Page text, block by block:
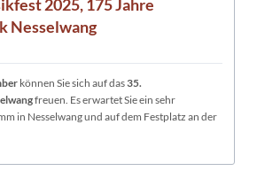
2025, 175 Jahre
Nesselwang
können Sie sich auf das35.
freuen. Es erwartet Sie ein sehr
in Nesselwang und auf dem Festplatz an der